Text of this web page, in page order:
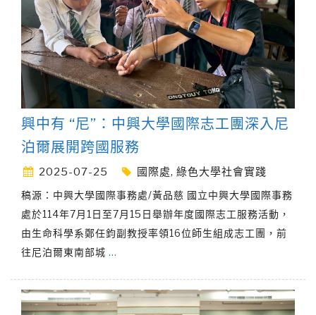
興中有 “尼”：中興大學國際志工團深入尼
泊爾展開跨國服務
2025-07-25 國際處, 綠色大學社會實踐
稿源：中興大學國際事務處/黃品慈 國立中興大學國際事務
處於114年7月1日至7月15日舉辦年度國際志工服務活動，
由生命科學系鄭任鈞副教授率領16位師生組成志工團，前
往尼泊爾東南部城 …